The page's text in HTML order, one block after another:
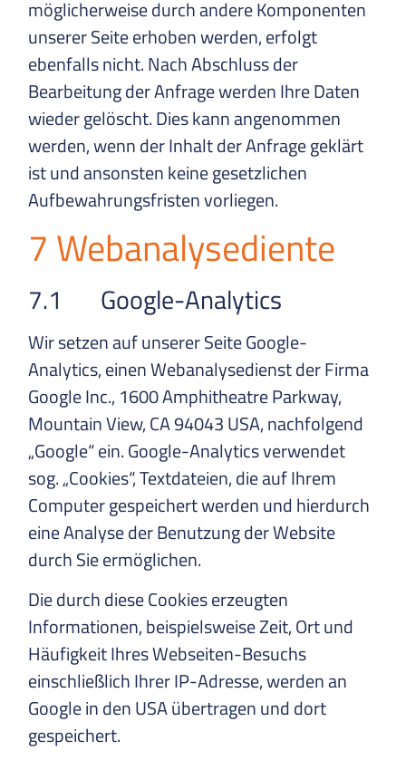
möglicherweise durch andere Komponenten
unserer Seite erhoben werden, erfolgt
ebenfalls nicht. Nach Abschluss der
Bearbeitung der Anfrage werden Ihre Daten
wieder gelöscht. Dies kann angenommen
werden, wenn der Inhalt der Anfrage geklärt
ist und ansonsten keine gesetzlichen
Aufbewahrungsfristen vorliegen.
7 Webanalysediente
7.1 Google-Analytics
Wir setzen auf unserer Seite Google-
Analytics, einen Webanalysedienst der Firma
Google Inc., 1600 Amphitheatre Parkway,
Mountain View, CA 94043 USA, nachfolgend
„Google“ ein. Google-Analytics verwendet
sog. „Cookies“, Textdateien, die auf Ihrem
Computer gespeichert werden und hierdurch
eine Analyse der Benutzung der Website
durch Sie ermöglichen.
Die durch diese Cookies erzeugten
Informationen, beispielsweise Zeit, Ort und
Häufigkeit Ihres Webseiten-Besuchs
einschließlich Ihrer IP-Adresse, werden an
Google in den USA übertragen und dort
gespeichert.